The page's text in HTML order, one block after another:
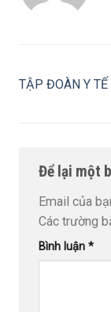
TẬP ĐOÀN Y
Để lại một
Email của
Các trường
Bình luận *